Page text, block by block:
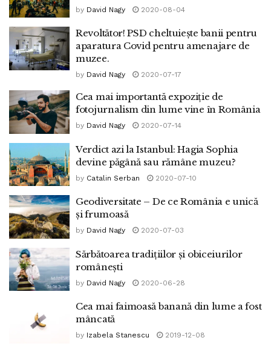
by David Nagy 2020-08-04
Revoltător! PSD cheltuiește banii pentru
aparatura Covid pentru amenajare de
muzee.
by David Nagy 2020-07-17
Cea mai importantă expoziție de
fotojurnalism din lume vine în România
by David Nagy 2020-07-14
Verdict azi la Istanbul: Hagia Sophia
devine păgână sau rămâne muzeu?
by Catalin Serban 2020-07-10
Geodiversitate – De ce România e unică
și frumoasă
by David Nagy 2020-07-03
Sărbătoarea tradițiilor și obiceiurilor
românești
by David Nagy 2020-06-28
Cea mai faimoasă banană din lume a fost
mâncată
by Izabela Stanescu 2019-12-08